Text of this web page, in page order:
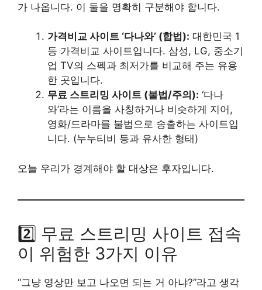
가 나옵니다. 이 둘을 명확히 구분해야 합니다.
가격비교 사이트 ‘다나와’ (합법): 대한민국 1
등 가격비교 사이트입니다. 삼성, LG, 중소기
업 TV의 스펙과 최저가를 비교해 주는 유용
한 곳입니다.
무료 스트리밍 사이트 (불법/주의): ‘다나
와’라는 이름을 사칭하거나 비슷하게 지어,
영화/드라마를 불법으로 송출하는 사이트입
니다. (누누티비 등과 유사한 형태)
오늘 우리가 경계해야 할 대상은 후자입니다.
2️⃣ 무료 스트리밍 사이트 접속
이 위험한 3가지 이유
“그냥 영상만 보고 나오면 되는 거 아냐?”라고 생각